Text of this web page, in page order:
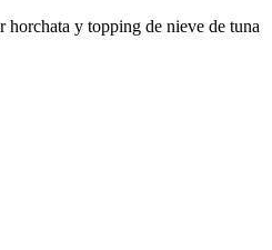
horchata y topping de nieve de tuna